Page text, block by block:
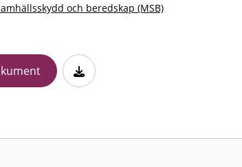
och beredskap (MSB)